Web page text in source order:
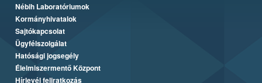
Nébih Laboratóriumok
Kormányhivatalok
Sajtókapcsolat
Ügyfélszolgálat
Hatósági jogsegély
Élelmiszermentő Központ
Hírlevél feliratkozás